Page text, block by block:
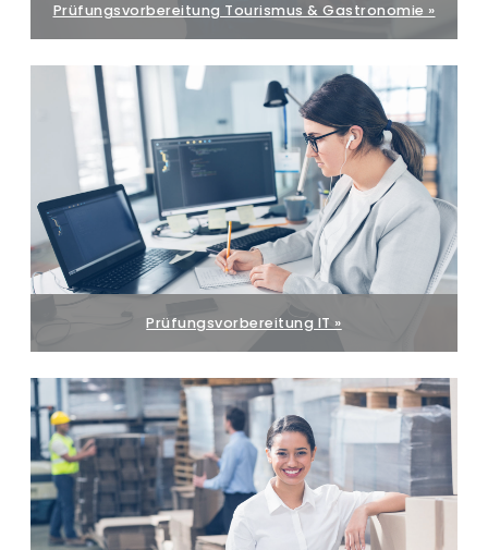
Prüfungsvorbereitung Tourismus & Gastronomie »
Prüfungsvorbereitung IT »